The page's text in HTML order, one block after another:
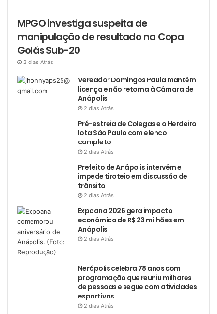
MPGO investiga suspeita de
manipulação de resultado na Copa
Goiás Sub-20
2 dias Atrás
Vereador Domingos Paula mantém
licença e não retorna à Câmara de
Anápolis
2 dias Atrás
Pré-estreia de Colegas e o Herdeiro
lota São Paulo com elenco
completo
2 dias Atrás
Prefeito de Anápolis intervém e
impede tiroteio em discussão de
trânsito
2 dias Atrás
Expoana 2026 gera impacto
econômico de R$ 23 milhões em
Anápolis
2 dias Atrás
Nerópolis celebra 78 anos com
programação que reuniu milhares
de pessoas e segue com atividades
esportivas
2 dias Atrás